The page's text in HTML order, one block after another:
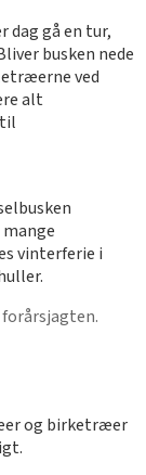
dag gå en tur,
busken nede
ved
alt
vinterferie i
og birketræer